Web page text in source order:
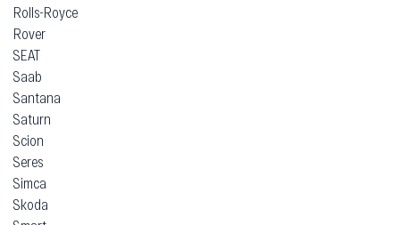
Rolls-Royce
Rover
SEAT
Saab
Santana
Saturn
Scion
Seres
Simca
Skoda